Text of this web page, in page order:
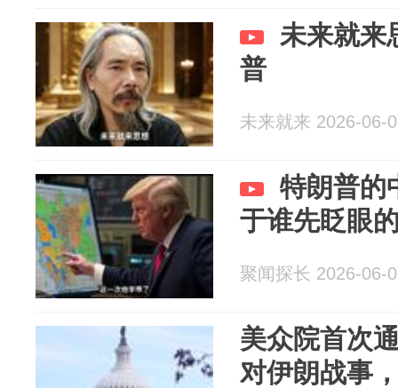
未来就来
普
未来就来 2026-06-
特朗普的
于谁先眨眼
聚闻探长 2026-06-
美众院首次
对伊朗战事